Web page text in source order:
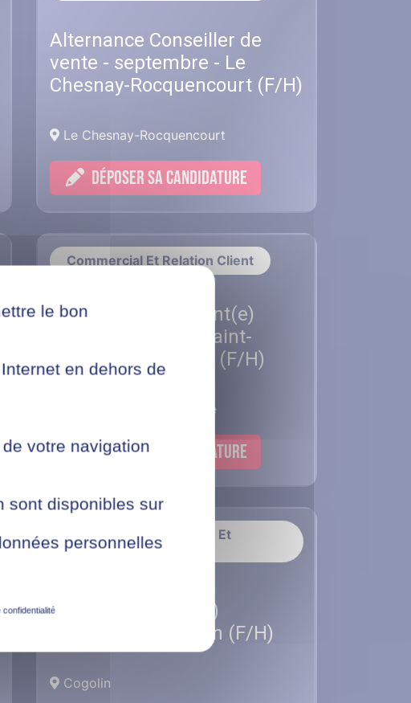
Alternance Conseiller de
vente - septembre - Le
Chesnay-Rocquencourt (F/H)
Le Chesnay-Rocquencourt
DÉPOSER SA CANDIDATURE
Commercial Et Relation Client
Alternance Assistant(e)
communication - Saint-
Rémy-de-Provence (F/H)
Saint-Rémy-de-Provence
DÉPOSER SA CANDIDATURE
Administration, Finance Et
Comptabilité
Collaborateur(trice)
comptable - Cogolin (F/H)
Cogolin
le bon
en dehors de
votre navigation
sont disponibles sur
personnelles
confidentialité